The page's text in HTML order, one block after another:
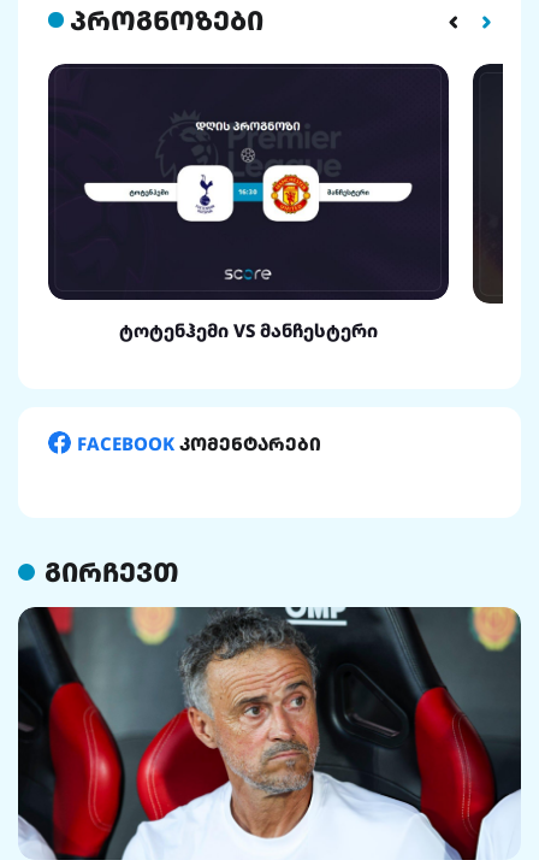
პროგნოზები
ტოტენჰემი VS მანჩესტერი
FACEBOOK კომენტარები
გირჩევთ